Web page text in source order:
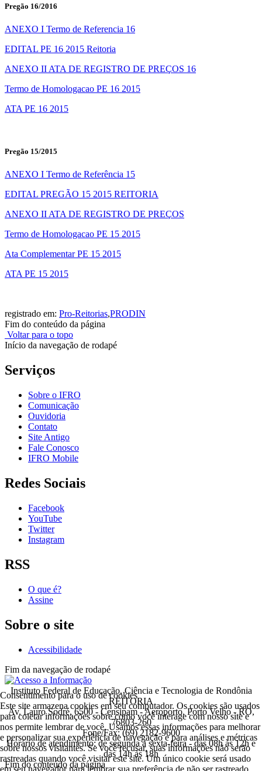
Pregão 16/2016
ANEXO I Termo de Referencia 16
EDITAL PE 16 2015 Reitoria
ANEXO II ATA DE REGISTRO DE PREÇOS 16
Termo de Homologacao PE 16 2015
ATA PE 16 2015
Pregão 15/2015
ANEXO I Termo de Referência 15
EDITAL PREGÃO 15 2015 REITORIA
ANEXO II ATA DE REGISTRO DE PREÇOS
Termo de Homologacao PE 15 2015
Ata Complementar PE 15 2015
ATA PE 15 2015
registrado em: Pro-Reitorias,PRODIN
Fim do conteúdo da página
Voltar para o topo
Início da navegação de rodapé
Serviços
Sobre o IFRO
Comunicação
Ouvidoria
Contato
Site Antigo
Fale Conosco
IFRO Mobile
Redes Sociais
Facebook
YouTube
Twitter
Instagram
RSS
O que é?
Assine
Sobre o site
Acessibilidade
Fim da navegação de rodapé
Instituto Federal de Educação, Ciência e Tecnologia de Rondônia
REITORIA
Av. Lauro Sodré, 6500 - Censipam - Aeroporto, Porto Velho - RO,
76803-260
Fone/Fax: (69) 2182-9600
Horário de atendimento: de segunda a sexta-feira - das 08h às 12h e
das 14h às 18h
Fim do conteúdo da página
Consentimento para o uso de cookies
Este site armazena cookies em seu computador. Os cookies são usados
para coletar informações sobre como você interage com nosso site e
nos permite lembrar de você. Usamos essas informações para melhorar
e personalizar sua experiência de navegação e para análises e métricas
sobre nossos visitantes. Se você recusar, suas informações não serão
rastreadas quando você visitar este site. Um único cookie será usado
em seu navegador para lembrar sua preferência de não ser rastreado.